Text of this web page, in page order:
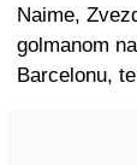
Naime,
golmanom
Barcelonu,